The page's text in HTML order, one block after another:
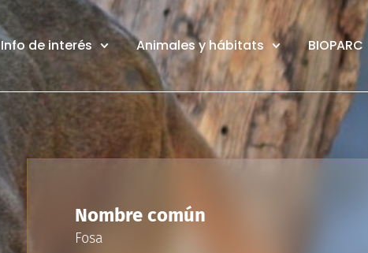
Info de interés Animales y hábitats BIOPARC
Nombre común
Fosa